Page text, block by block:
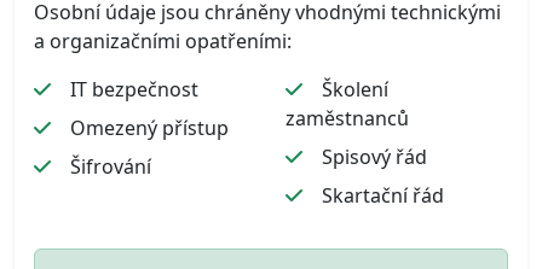
Osobní údaje jsou chráněny vhodnými technickými
a organizačními opatřeními:
IT bezpečnost
Omezený přístup
Šifrování
Školení
zaměstnanců
Spisový řád
Skartační řád